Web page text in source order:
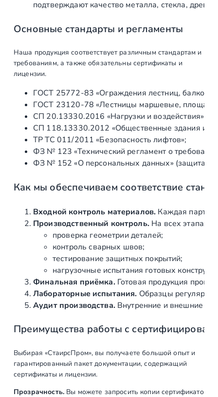
закладных
Производство ед
Изготовление
ограждений
Производство,
ступеней и поручня
ед 1
Монтаж
Доставка,
на этаж
ед 1
Установка
закладных
элементов
ед 1
Монтаж
лестничного
каркаса
ед 1
Установка
ступеней
ед 1
Монтаж перил ед
1
Установка
замкнутого
деревянного
м 12
подтверждают качество металла, стекла,
Основные стандарты и регламенты
Наша продукция соответствует различным стандартам и
требованиям, а также обязательны сертификаты и
лицензии.
ГОСТ 25772‑83 «Ограждения лестниц,
ГОСТ 23120‑78 «Лестницы маршевые,
СП 20.13330.2016 «Нагрузки и воздействия»
СП 118.13330.2012 «Общественные здания и
ТР ТС 011/2011 «Безопасность лифтов»;
ФЗ № 123 «Технический регламент о
ФЗ № 152 «О персональных данных» (защита
Как мы обеспечиваем соответствие
Входной контроль материалов. Каждая партия
Производственный контроль.На всех этапах
проверка геометрии деталей;
контроль сварных швов;
тестирование защитных покрытий;
нагрузочные испытания готовых
Финальная приёмка.Готовая продукция
Лабораторные испытания. Образцы регулярно
Аудит производства.Внутренние и внешние
Преимущества работы с
Выбирая «СтаирсПром», вы получаете большой опыт и
гарантированный пакет документации, содержащий
сертификаты и лицензии.
Прозрачность.Вы можете запросить копии сертификатов